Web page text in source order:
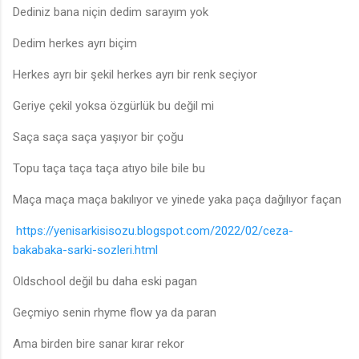
Dediniz bana niçin dedim sarayım yok
Dedim herkes ayrı biçim
Herkes ayrı bir şekil herkes ayrı bir renk seçiyor
Geriye çekil yoksa özgürlük bu değil mi
Saça saça saça yaşıyor bir çoğu
Topu taça taça taça atıyo bile bile bu
Maça maça maça bakılıyor ve yinede yaka paça dağılıyor façan
https://yenisarkisisozu.blogspot.com/2022/02/ceza-
bakabaka-sarki-sozleri.html
Oldschool değil bu daha eski pagan
Geçmiyo senin rhyme flow ya da paran
Ama birden bire sanar kırar rekor